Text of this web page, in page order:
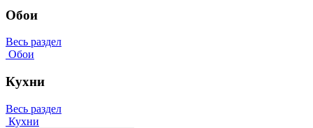
Обои
Весь раздел
Обои
Кухни
Весь раздел
Кухни